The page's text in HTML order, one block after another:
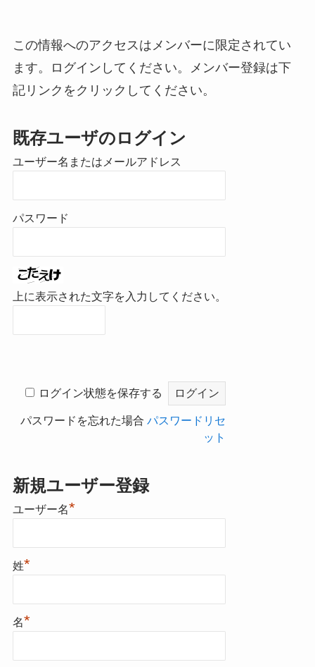
この情報へのアクセスはメンバーに限定されてい
ます。ログインしてください。メンバー登録は下
記リンクをクリックしてください。
既存ユーザのログイン
ユーザー名またはメールアドレス
パスワード
上に表示された文字を入力してください。
ログイン状態を保存する
パスワードを忘れた場合 パスワードリセ
ット
新規ユーザー登録
ユーザー名*
姓*
名*